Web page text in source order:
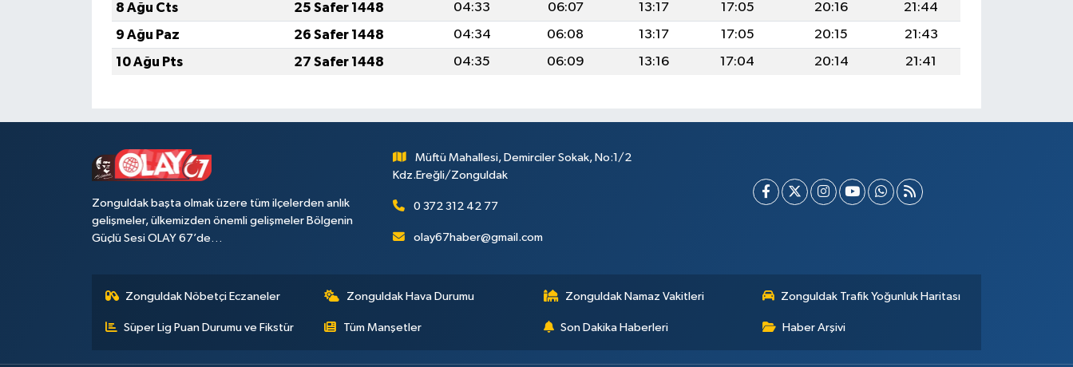
8 Ağu Cts
25 Safer 1448 04:33 06:07 13:17 17:05 20:16
21:44
9 Ağu Paz
26 Safer 1448 04:34 06:08 13:17 17:05 20:15
21:43
10 Ağu Pts
27 Safer 1448 04:35 06:09 13:16 17:04 20:14 21:41
Zonguldak başta olmak üzere tüm ilçelerden anlık
gelişmeler, ülkemizden önemli gelişmeler Bölgenin
Güçlü Sesi OLAY 67’de…
Müftü Mahallesi, Demirciler Sokak, No:1/2
Kdz.Ereğli/Zonguldak
0 372 312 42 77
olay67haber@gmail.com
Zonguldak Nöbetçi Eczaneler Zonguldak Hava Durumu Zonguldak Namaz Vakitleri Zonguldak Trafik Yoğunluk Haritası
Süper Lig Puan Durumu ve Fikstür Tüm Manşetler Son Dakika Haberleri Haber Arşivi
Yazarlarımız
Tüm Makaleler
Son Dakika
Tüm Haberler